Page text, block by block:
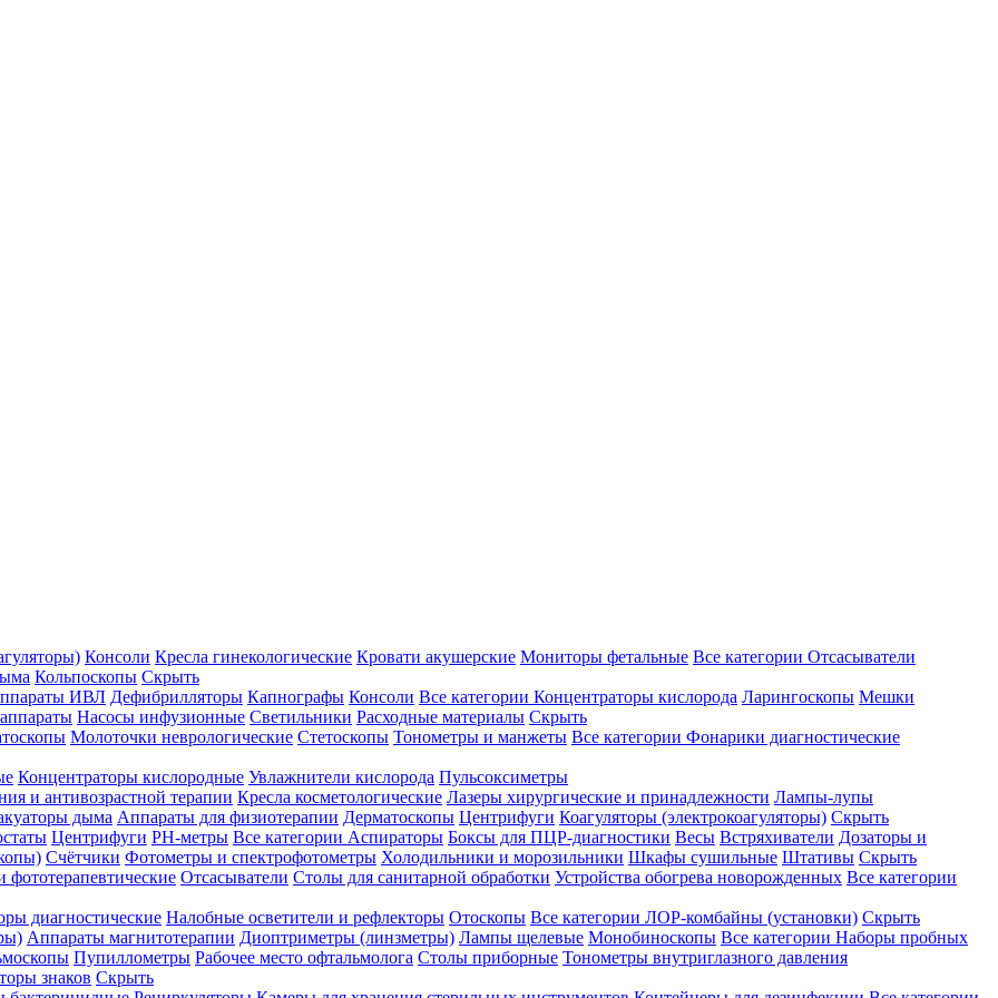
Консоли Кресла гинекологические Кровати акушерские Мониторы фетальные Все категории Отсасыватели
Кольпоскопы Скрыть
ИВЛ Дефибрилляторы Капнографы Консоли Все категории Концентраторы кислорода Ларингоскопы Мешки
Насосы инфузионные Светильники Расходные материалы Скрыть
Молоточки неврологические Стетоскопы Тонометры и манжеты Все категории Фонарики диагностические
Концентраторы кислородные Увлажнители кислорода Пульсоксиметры
и антивозрастной терапии Кресла косметологические Лазеры хирургические и принадлежности Лампы-лупы
дыма Аппараты для физиотерапии Дерматоскопы Центрифуги Коагуляторы (электрокоагуляторы) Скрыть
Центрифуги PH-метры Все категории Аспираторы Боксы для ПЦР-диагностики Весы Встряхиватели Дозаторы и
Счётчики Фотометры и спектрофотометры Холодильники и морозильники Шкафы сушильные Штативы Скрыть
фототерапевтические Отсасыватели Столы для санитарной обработки Устройства обогрева новорожденных Все категории
диагностические Налобные осветители и рефлекторы Отоскопы Все категории ЛОР-комбайны (установки) Скрыть
Аппараты магнитотерапии Диоптриметры (линзметры) Лампы щелевые Монобиноскопы Все категории Наборы пробных
Пупиллометры Рабочее место офтальмолога Столы приборные Тонометры внутриглазного давления
знаков Скрыть